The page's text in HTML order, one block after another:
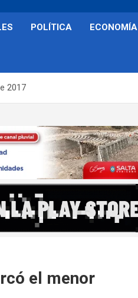
POLÍTICA ECONOMÍA
2017
el menor